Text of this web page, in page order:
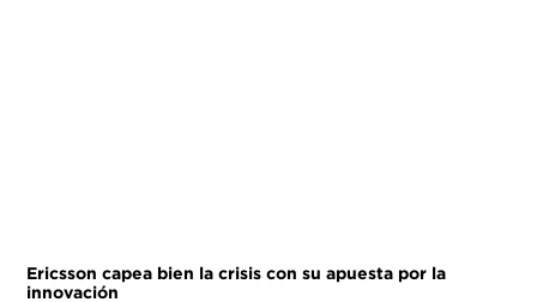
Ericsson capea bien la crisis con su apuesta por la
innovación